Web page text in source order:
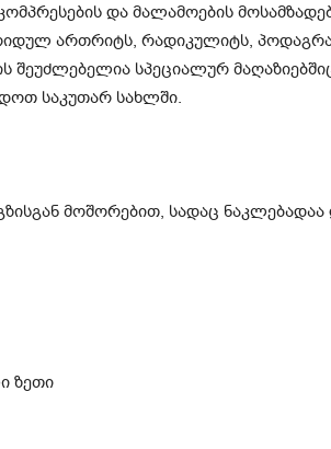
კომპრესების და მალამოების
ართრიტს, რადიკულიტს,
შეუძლებელია სპეციალურ
საკუთარ სახლში.
მოშორებით, სადაც ნაკლებადაა
ზეთი